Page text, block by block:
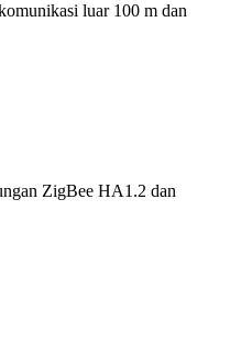
luar 100 m dan
ZigBee HA1.2 dan